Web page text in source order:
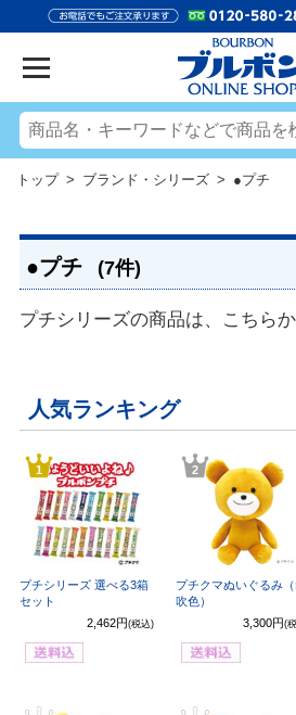
トップ> ブランド・シリーズ > ●プチ
●プチ (7件)
プチシリーズの商品は、こちら
人気ランキング
1
プチシリーズ 選べる3箱
セット
2,462円 (税込)
2
プチクマぬいぐるみ（
吹色）
3,300円 (